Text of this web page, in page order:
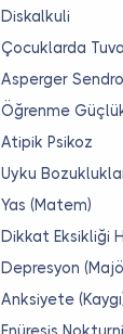
Diskalkuli
Çocuklarda
Asperger
Öğrenme
Atipik Psikoz
Uyku
Yas (Matem)
Dikkat Eksikliği
Depresyon
Anksiyete
Enüresis